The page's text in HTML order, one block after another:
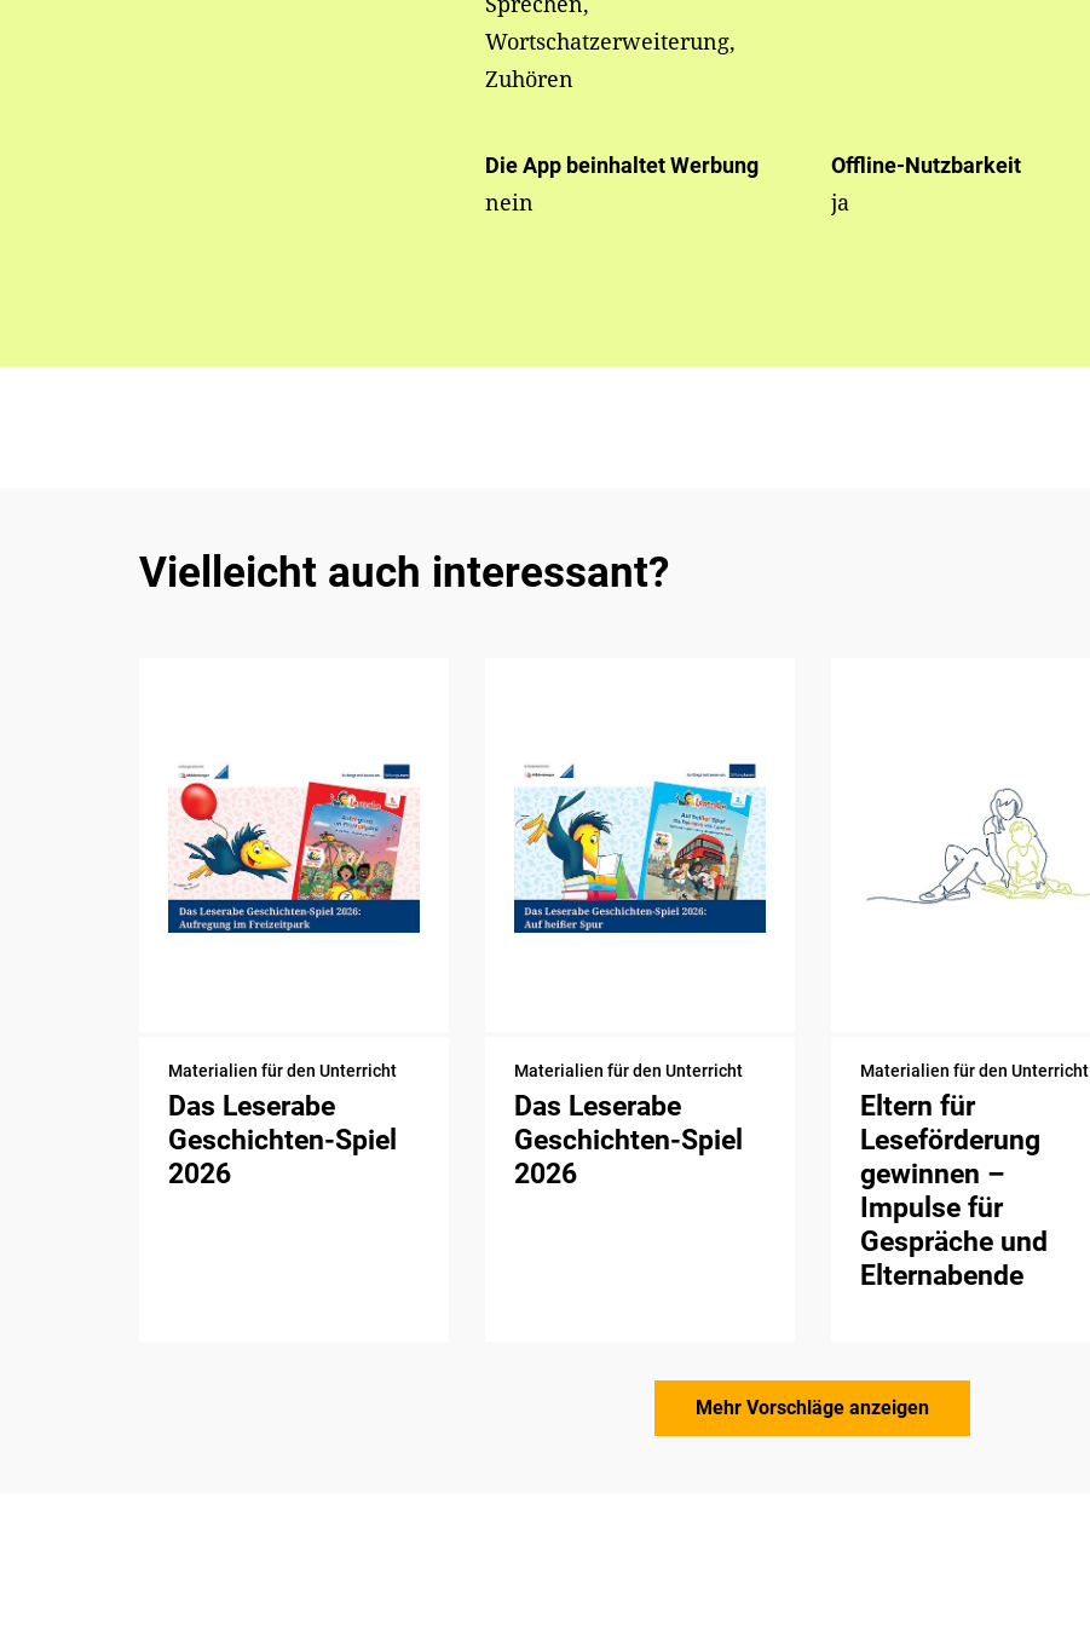
Wortschatzerweiterung,
Zuhören
Die App beinhaltet Werbung
nein
Offline-Nutzbarkeit
ja
Vielleicht auch interessant?
Materialien für den Unterricht
Das Leserabe
Geschichten-Spiel
2026
Materialien für den Unterricht
Das Leserabe
Geschichten-Spiel
2026
Materialien für den Unterricht
Eltern für
Leseförderung
gewinnen –
Impulse für
Gespräche und
Elternabende
Mehr Vorschläge anzeigen